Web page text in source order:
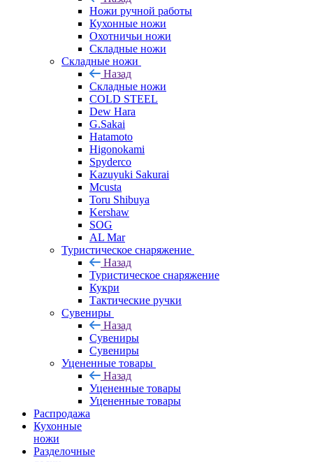
Ножи ручной работы
Кухонные ножи
Охотничьи ножи
Складные ножи
Складные ножи
Назад
Складные ножи
COLD STEEL
Dew Hara
G.Sakai
Hatamoto
Higonokami
Spyderco
Kazuyuki Sakurai
Mcusta
Toru Shibuya
Kershaw
SOG
AL Mar
Туристическое снаряжение
Назад
Туристическое снаряжение
Кукри
Тактические ручки
Сувениры
Назад
Сувениры
Сувениры
Уцененные товары
Назад
Уцененные товары
Уцененные товары
Распродажа
Кухонные
ножи
Разделочные